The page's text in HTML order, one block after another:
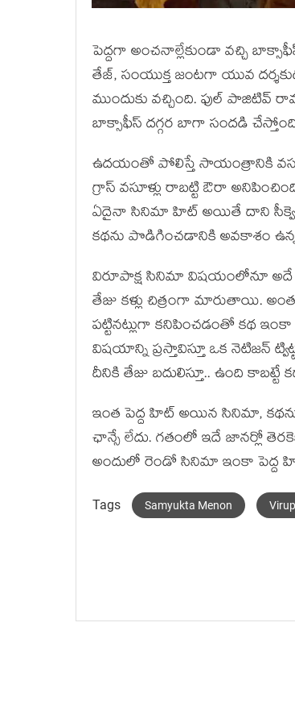
పెద్ద‌గా అంచ‌నాల్లేకుండా వ‌చ్చి
తేజ్, సంయుక్త జంట‌గా యువ
ముందుకు వ‌చ్చింది. ఫుల్
బాక్సాఫీస్ ద‌గ్గ‌ర బాగా సంద‌డి
ఉద‌యంతో పోలిస్తే సాయంత్రానికి
గ్రాస్ వ‌సూళ్లు రాబ‌ట్టి ఔరా
ఏదైనా సినిమా హిట్ అయితే దాని సీక్వెల్
క‌థ‌ను పొడిగించ‌డానికి అవ‌కాశం
విరూపాక్ష సినిమా విష‌యంలోనూ అదే
తేజు క‌ళ్లు చిత్రంగా మారుతాయి.
ప‌ట్టిన‌ట్లుగా క‌నిపించ‌డంతో క‌థ
విష‌యాన్ని ప్ర‌స్తావిస్తూ ఒక నెటిజ‌న్
దీనికి తేజు బ‌దులిస్తూ.. ఉంది
ఇంత పెద్ద హిట్ అయిన సినిమా,
ఛాన్సే లేదు. గ‌తంలో ఇదే జాన‌ర్లో
అందులో రెండో సినిమా ఇంకా పెద్ద
Tags Samyukta Menon